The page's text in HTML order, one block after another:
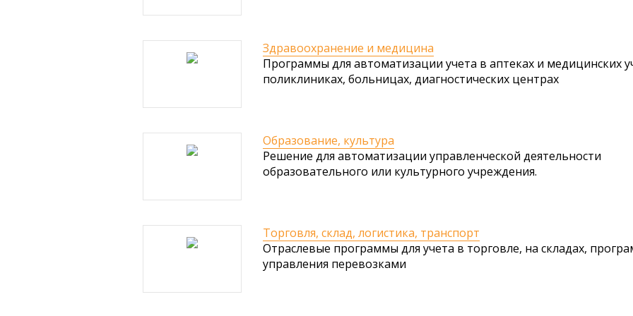
Здравоохранение и медицина
Программы для автоматизации учета в аптеках и медицинских
поликлиниках, больницах, диагностических центрах
Образование, культура
Решение для автоматизации управленческой деятельности
образовательного или культурного учреждения.
Торговля, склад, логистика, транспорт
Отраслевые программы для учета в торговле, на складах,
управления перевозками